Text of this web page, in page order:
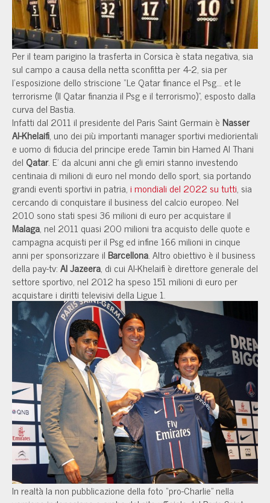
Per il team parigino la trasferta in Corsica è stata negativa, sia
sul campo a causa della netta sconfitta per 4-2, sia per
l'esposizione dello striscione “Le Qatar finance el Psg... et le
terrorisme (Il Qatar finanzia il Psg e il terrorismo)”, esposto dalla
curva del Bastia.
Infatti dal 2011 il presidente del Paris Saint Germain è Nasser
Al-Khelaifi, uno dei più importanti manager sportivi mediorientali
e uomo di fiducia del principe erede Tamin bin Hamed Al Thani
del Qatar. E' da alcuni anni che gli emiri stanno investendo
centinaia di milioni di euro nel mondo dello sport, sia portando
grandi eventi sportivi in patria,i mondiali del 2022 su tutti, sia
cercando di conquistare il business del calcio europeo. Nel
2010 sono stati spesi 36 milioni di euro per acquistare il
Malaga, nel 2011 quasi 200 milioni tra acquisto delle quote e
campagna acquisti per il Psg ed infine 166 milioni in cinque
anni per sponsorizzare il Barcellona. Altro obiettivo è il business
della pay-tv:Al Jazeera, di cui Al-Khelaifi è direttore generale del
settore sportivo, nel 2012 ha speso 151 milioni di euro per
acquistare i diritti televisivi della Ligue 1
In realtà la non pubblicazione della foto “pro-Charlie” nella